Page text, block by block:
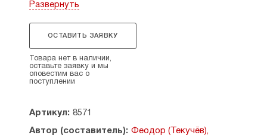
«Епископ Феодор (Текучёв) и митрополит
Вениамин (Федченков)». В тексте сохранены
отдельные особенности написания,
предложенные составителями.
По благословению Святейшего Патриарха
Московского и всея Руси Кирилла.
I Жизнеописание Преосвященного Феодора
Развернуть
ОСТАВИТЬ ЗАЯВКУ
Товара нет в наличии,
оставьте заявку и мы
оповестим вас о
поступлении
Артикул: 8571
Автор (составитель): Феодор (Текучёв),